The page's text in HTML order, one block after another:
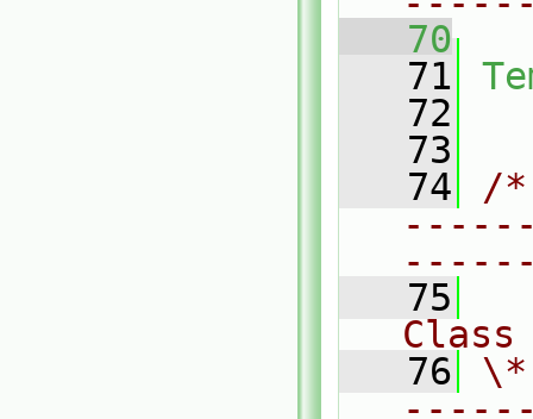
   70
   71
   72
   73
   74
/
   75
Class
   76